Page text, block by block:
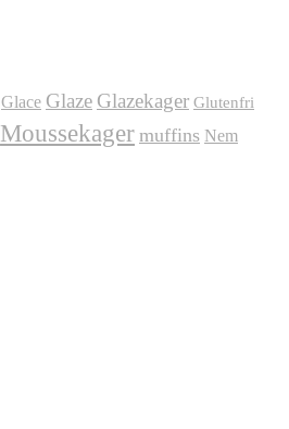
Glace Glaze Glazekager Glutenfri
Moussekager muffins Nem